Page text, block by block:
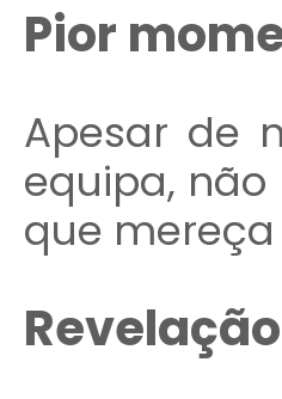
Pior
Apesar de
equipa,
que
Revelação